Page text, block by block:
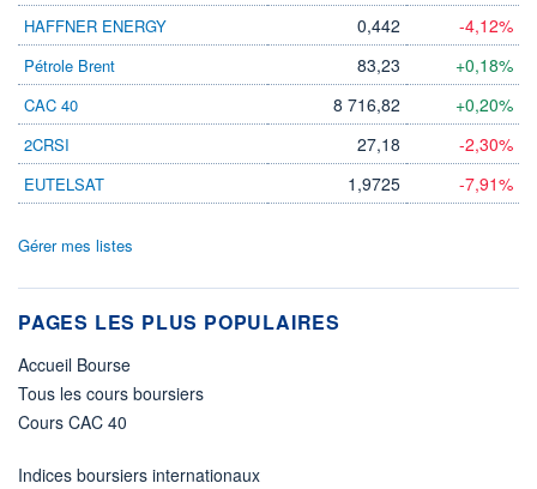
HAFFNER ENERGY
0,442 -4,12%
Pétrole Brent 83,23 +0,18%
CAC 40 8 716,82 +0,20%
2CRSI 27,18 -2,30%
EUTELSAT 1,9725 -7,91%
Gérer mes listes
PAGES LES PLUS POPULAIRES
Accueil Bourse
Tous les cours boursiers
Cours CAC 40
Indices boursiers internationaux